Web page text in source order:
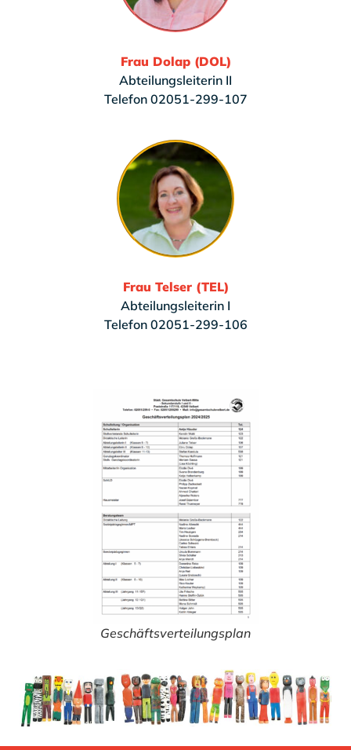
Frau Dolap (DOL)
Abteilungsleiterin II
Telefon 02051-299-107
Frau Telser (TEL)
Abteilungsleiterin I
Telefon 02051-299-106
Geschäftsverteilungsplan